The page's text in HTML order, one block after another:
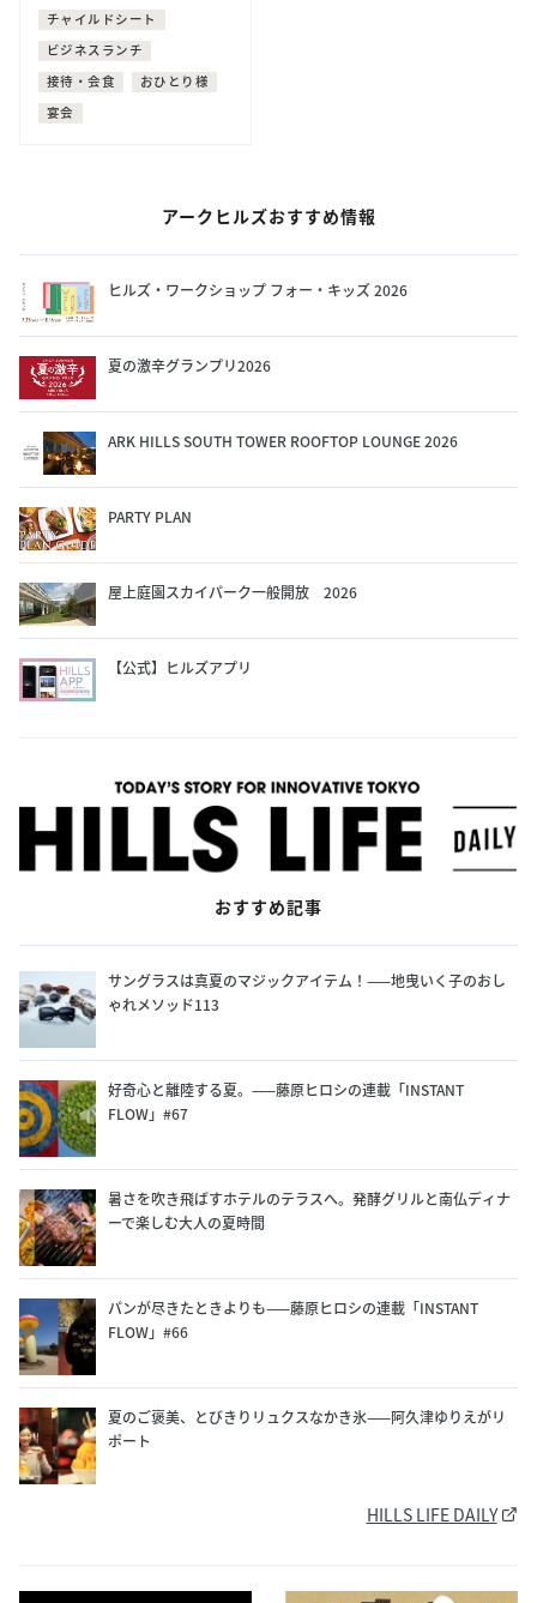
チャイルドシート
ビジネスランチ
接待・会食
おひとり様
宴会
アークヒルズおすすめ情報
ヒルズ・ワークショップ フォー・キッズ 2026
夏の激辛グランプリ2026
ARK HILLS SOUTH TOWER ROOFTOP LOUNGE 2026
PARTY PLAN
屋上庭園スカイパーク一般開放 2026
【公式】ヒルズアプリ
おすすめ記事
サングラスは真夏のマジックアイテム！——地曳いく子のおし
ゃれメソッド113
好奇心と離陸する夏。——藤原ヒロシの連載「INSTANT
FLOW」#67
暑さを吹き飛ばすホテルのテラスへ。発酵グリルと南仏ディナ
ーで楽しむ大人の夏時間
パンが尽きたときよりも——藤原ヒロシの連載「INSTANT
FLOW」#66
夏のご褒美、とびきりリュクスなかき氷——阿久津ゆりえがリ
ポート
HILLS LIFE DAILY